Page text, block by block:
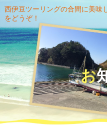
西伊豆ツーリングの合間に美味
をどうぞ！